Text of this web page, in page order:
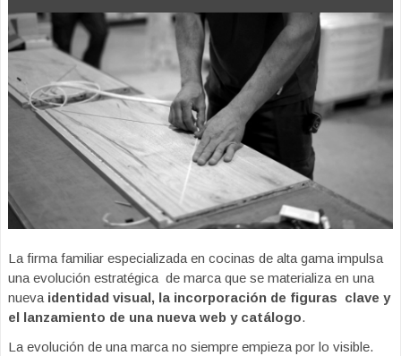
La firma familiar especializada en cocinas de alta gama impulsa
una evolución estratégica de marca que se materializa en una
nueva identidad visual, la incorporación de figuras clave y
el lanzamiento de una nueva web y catálogo.
La evolución de una marca no siempre empieza por lo visible.